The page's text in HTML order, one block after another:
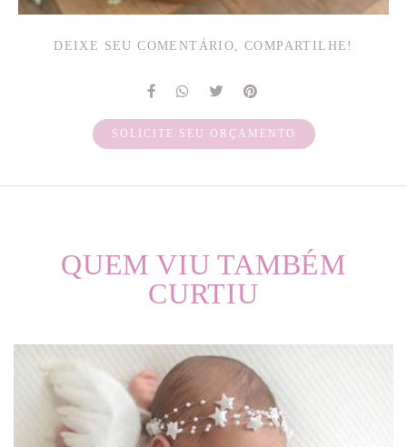
DEIXE SEU COMENTÁRIO, COMPARTILHE!
SOLICITE SEU ORÇAMENTO
QUEM VIU TAMBÉM
CURTIU